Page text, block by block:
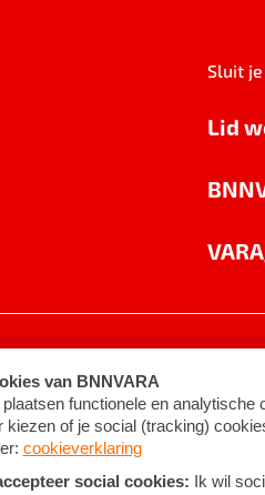
Sluit
Lid
Algemene voorwaarden